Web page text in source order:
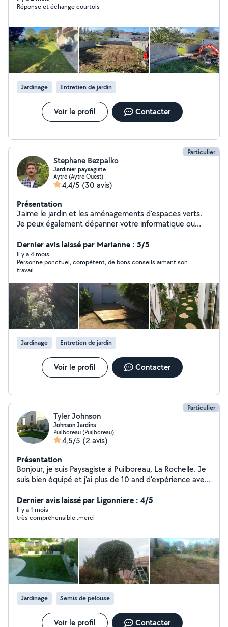
Réponse et échange courtois
Jardinage Entretien de jardin
Voir le profil Contacter
Particulier
Stephane Bezpalko
Jardinier paysagiste
Aytré (Aytre Ouest)
4,4/5 (30 avis)
Présentation
J'aime le jardin et les aménagements d'espaces verts.
Je peux également dépanner votre informatique ou
aider les enfants dans les matières scientifiques. Merci
Dernier avis laissé par Marianne : 5/5
Il y a 4 mois
Personne ponctuel, compétent, de bons conseils aimant son
travail.
Jardinage Entretien de jardin
Voir le profil Contacter
Particulier
Tyler Johnson
Johnson Jardins
Puilboreau (Puilboreau)
4,5/5 (2 avis)
Présentation
Bonjour, je suis Paysagiste á Puilboreau, La Rochelle. Je
suis bien équipé et j'ai plus de 10 and d'expérience avec
Dernier avis laissé par Ligonniere : 4/5
Il y a 1 mois
très compréhensible .merci
Jardinage Semis de pelouse
Voir le profil Contacter